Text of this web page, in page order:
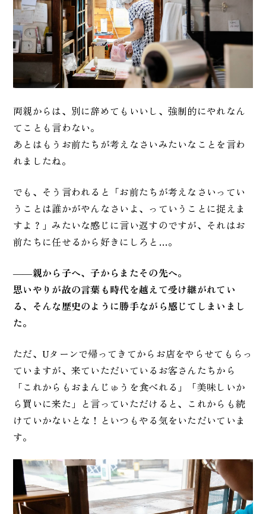
両親からは、別に辞めてもいいし、強制的にやれなん
てことも言わない。
あとはもうお前たちが考えなさいみたいなことを言わ
れましたね。
でも、そう言われると「お前たちが考えなさいってい
うことは誰かがやんなさいよ、っていうことに捉えま
すよ？」みたいな感じに言い返すのですが、それはお
前たちに任せるから好きにしろと…。
――親から子へ、子からまたその先へ。
思いやりが故の言葉も時代を越えて受け継がれてい
る、そんな歴史のように勝手ながら感じてしまいまし
た。
ただ、Uターンで帰ってきてからお店をやらせてもらっ
ていますが、来ていただいているお客さんたちから
「これからもおまんじゅうを食べれる」「美味しいか
ら買いに来た」と言っていただけると、これからも続
けていかないとな！といつもやる気をいただいていま
す。